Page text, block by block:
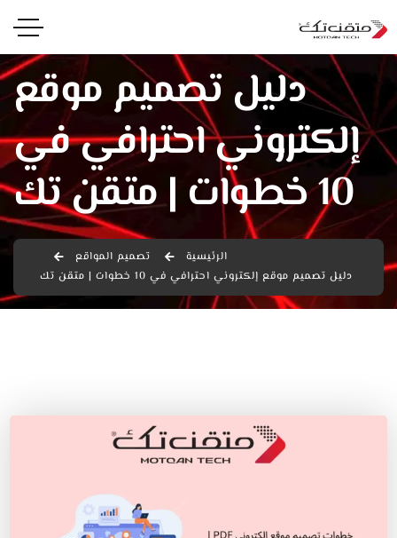
دليل تصميم موقع
إلكتروني احترافي في
10 خطوات | متقن تك
الرئيسية
تصميم المواقع
دليل تصميم موقع إلكتروني احترافي في 10 خطوات | متقن تك